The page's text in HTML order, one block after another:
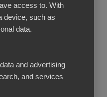
access to. With
device, such as
data.
and advertising
and services